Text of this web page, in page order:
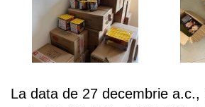
La data de 27 decembrie a.c.,